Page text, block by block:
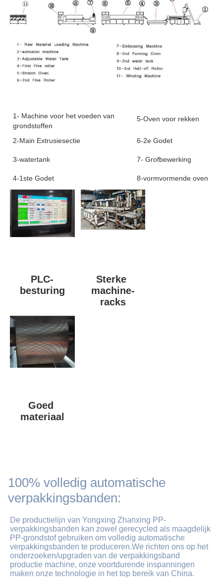
1- Machine voor het voeden van
grondstoffen
5-Oven voor rekken
2-Main Extrusiesectie 6-2e Godet
3-watertank 7- Grofbewerking
4-1ste Godet 8-vormvormende oven
PLC-
besturing
Sterke
machine-
racks
Goed
materiaal
100% volledig automatische
verpakkingsbanden:
De productielijn van Yongxing Zhanxing PP-
verpakkingsbanden kan zowel gerecycled als maagdelijk
PP-grondstof gebruiken om volledig automatische
verpakkingsbanden te produceren.We richten ons op het
onderzoeken/upgraden van de verpakkingsband
productie machine, onze voortdurende inspanningen
maken onze technologie in het top bereik van China.